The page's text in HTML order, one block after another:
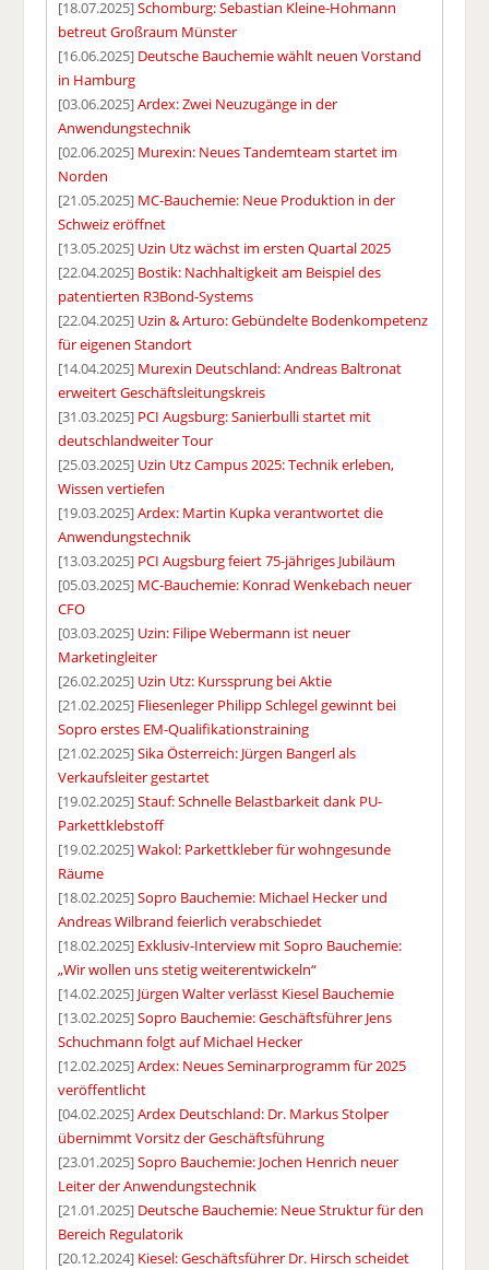
[18.07.2025]Schomburg: Sebastian Kleine-Hohmann
betreut Großraum Münster
[16.06.2025] Deutsche Bauchemie wählt neuen Vorstand
in Hamburg
[03.06.2025]Ardex: Zwei Neuzugänge in der
Anwendungstechnik
[02.06.2025] Murexin: Neues Tandemteam startet im
Norden
[21.05.2025] MC-Bauchemie: Neue Produktion in der
Schweiz eröffnet
[13.05.2025] Uzin Utz wächst im ersten Quartal 2025
[22.04.2025] Bostik: Nachhaltigkeit am Beispiel des
patentierten R3Bond-Systems
[22.04.2025] Uzin & Arturo: Gebündelte Bodenkompetenz
für eigenen Standort
[14.04.2025] Murexin Deutschland: Andreas Baltronat
erweitert Geschäftsleitungskreis
[31.03.2025] PCI Augsburg: Sanierbulli startet mit
deutschlandweiter Tour
[25.03.2025] Uzin Utz Campus 2025: Technik erleben,
Wissen vertiefen
[19.03.2025]Ardex: Martin Kupka verantwortet die
Anwendungstechnik
[13.03.2025] PCI Augsburg feiert 75-jähriges Jubiläum
[05.03.2025] MC-Bauchemie: Konrad Wenkebach neuer
CFO
[03.03.2025] Uzin: Filipe Webermann ist neuer
Marketingleiter
[26.02.2025] Uzin Utz: Kurssprung bei Aktie
[21.02.2025] Fliesenleger Philipp Schlegel gewinnt bei
Sopro erstes EM-Qualifikationstraining
[21.02.2025]Sika Österreich: Jürgen Bangerl als
Verkaufsleiter gestartet
[19.02.2025]Stauf: Schnelle Belastbarkeit dank PU-
Parkettklebstoff
[19.02.2025]Wakol: Parkettkleber für wohngesunde
Räume
[18.02.2025]Sopro Bauchemie: Michael Hecker und
Andreas Wilbrand feierlich verabschiedet
[18.02.2025] Exklusiv-Interview mit Sopro Bauchemie:
„Wir wollen uns stetig weiterentwickeln“
[14.02.2025] Jürgen Walter verlässt Kiesel Bauchemie
[13.02.2025]Sopro Bauchemie: Geschäftsführer Jens
Schuchmann folgt auf Michael Hecker
[12.02.2025]Ardex: Neues Seminarprogramm für 2025
veröffentlicht
[04.02.2025]Ardex Deutschland: Dr. Markus Stolper
übernimmt Vorsitz der Geschäftsführung
[23.01.2025]Sopro Bauchemie: Jochen Henrich neuer
Leiter der Anwendungstechnik
[21.01.2025] Deutsche Bauchemie: Neue Struktur für den
Bereich Regulatorik
[20.12.2024] Kiesel: Geschäftsführer Dr. Hirsch scheidet